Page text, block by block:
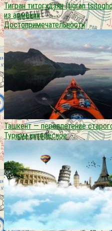
Тигран титогхдзян (tigran
из армении
Достопримечательности
Ташкент — переплетение
Туризм интересное